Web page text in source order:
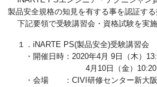
製品安全規格の知見を有する事を認証する
下記要領で受験講習会・資格試験を実施
１．iNARTE PS(製品安全)受験講習会
・開催日時：2020年4月 9日（木）
4月10日（金）10:20～
・会場 ：CIVI研修センター新大阪東